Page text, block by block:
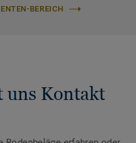
BEREICH
uns Kontakt